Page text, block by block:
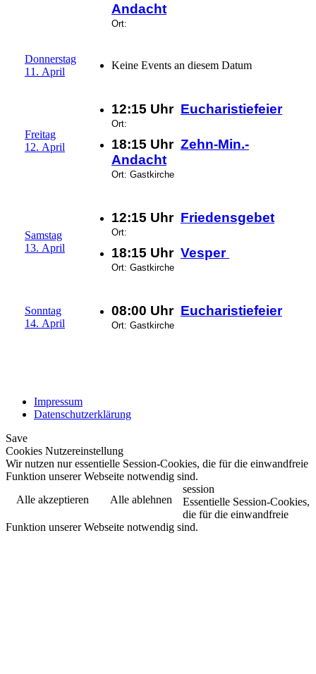
Andacht
Ort:
Donnerstag
11. April
Keine Events an diesem Datum
Freitag
12. April
12:15 Uhr Eucharistiefeier
Ort:
18:15 Uhr Zehn-Min.-
Andacht
Ort: Gastkirche
Samstag
13. April
12:15 Uhr Friedensgebet
Ort:
18:15 Uhr Vesper
Ort: Gastkirche
Sonntag
14. April
08:00 Uhr Eucharistiefeier
Ort: Gastkirche
Impressum
Datenschutzerklärung
Save
Cookies Nutzereinstellung
Wir nutzen nur essentielle Session-Cookies, die für die einwandfreie
Funktion unserer Webseite notwendig sind.
Alle akzeptieren
Alle ablehnen
session
Essentielle Session-Cookies,
die für die einwandfreie
Funktion unserer Webseite notwendig sind.